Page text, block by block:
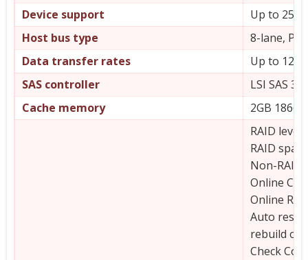
Device support
Up to 255
Host bus type
8-lane,
Data transfer rates
Up to
SAS controller
LSI SAS
Cache memory
2GB
RAID
RAID
Non-RAID
Online
Online
Auto
rebuild or
Check